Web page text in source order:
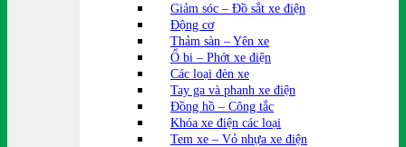
Giảm sóc – Đồ sắt xe điện
Động cơ
Thảm sàn – Yên xe
Ổ bi – Phớt xe điện
Các loại đèn xe
Tay ga và phanh xe điện
Đồng hồ – Công tắc
Khóa xe điện các loại
Tem xe – Vỏ nhựa xe điện